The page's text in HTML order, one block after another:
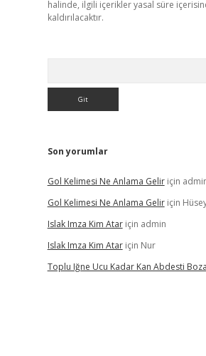
halinde, ilgili içerikler yasal süre
kaldırılacaktır.
Son yorumlar
Gol Kelimesi Ne Anlama Geliriçin
Gol Kelimesi Ne Anlama Geliriçin
Islak Imza Kim Atariçin admin
Islak Imza Kim Atariçin Nur
Toplu Iğne Ucu Kadar Kan Abdesti